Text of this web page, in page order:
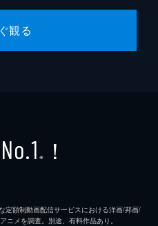
観る
No.1 ※ ！
額制動画配信サービスにおける洋画/邦画/
ニメを調査。別途、有料作品あり。